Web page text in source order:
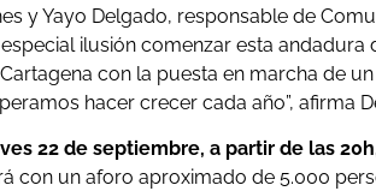
y Yayo Delgado, responsable de
ilusión comenzar esta andadura
con la puesta en marcha de
hacer crecer cada año”, afirma
22 de septiembre, a partir de las
con un aforo aproximado de 5.000